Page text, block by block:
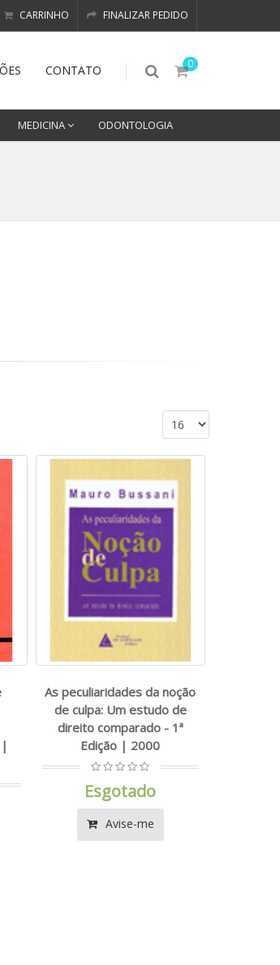
CARRINHO FINALIZAR PEDIDO
0
CONTATO
MEDICINA ODONTOLOGIA
As peculiaridades da noção
de culpa: Um estudo de
direito comparado - 1ª
Edição | 2000
Esgotado
Avise-me